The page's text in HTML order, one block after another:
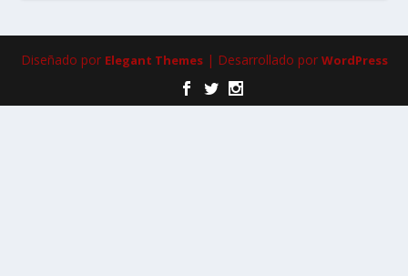
Diseñado por Elegant Themes| Desarrollado por WordPress